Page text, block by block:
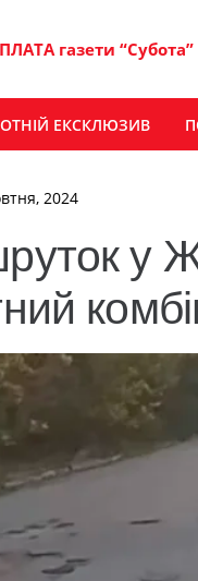
газети “Субота”
ЕКСКЛЮЗИВ
2024
у